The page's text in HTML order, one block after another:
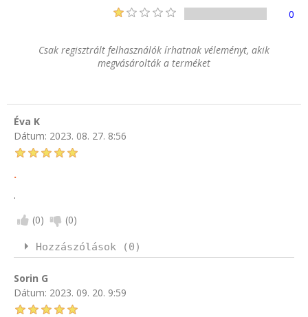
0
Csak regisztrált felhasználók írhatnak véleményt, akik
megvásárolták a terméket
Éva K
Dátum: 2023. 08. 27. 8:56
.
.
(0) (0)
Hozzászólások (0)
Sorin G
Dátum: 2023. 09. 20. 9:59